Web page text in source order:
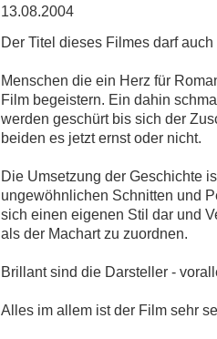
13.08.2004
Der Titel dieses Filmes darf
Menschen die ein Herz für
Film begeistern. Ein dahin
werden geschürt bis sich der
beiden es jetzt ernst oder nicht.
Die Umsetzung der Geschichte
ungewöhnlichen Schnitten und
sich einen eigenen Stil dar und
als der Machart zu zuordnen.
Brillant sind die Darsteller -
Alles im allem ist der Film sehr